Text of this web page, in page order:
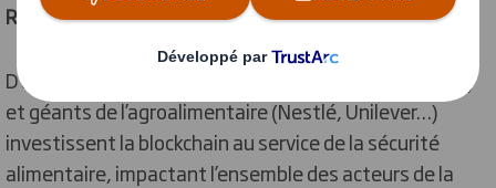
Réaction en chaîne
D’autres enseignes internationales (Walmart, Kroger)
et géants de l’agroalimentaire (Nestlé, Unilever…)
investissent la blockchain au service de la sécurité
alimentaire, impactant l’ensemble des acteurs de la